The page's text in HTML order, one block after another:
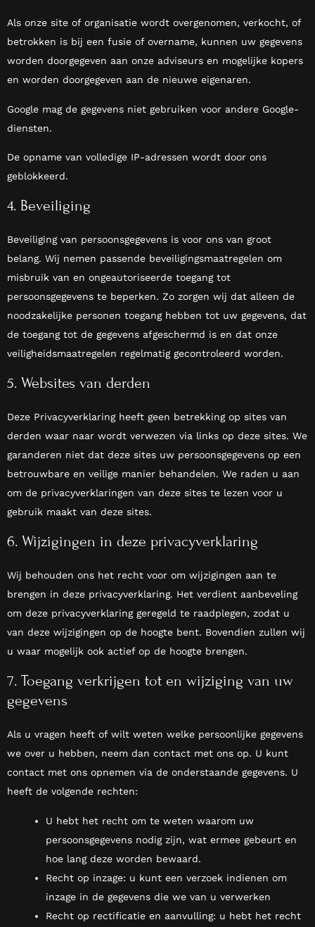
Als onze site of organisatie wordt overgenomen, verkocht, of
betrokken is bij een fusie of overname, kunnen uw gegevens
worden doorgegeven aan onze adviseurs en mogelijke kopers
en worden doorgegeven aan de nieuwe eigenaren.
Google mag de gegevens niet gebruiken voor andere Google-
diensten.
De opname van volledige IP-adressen wordt door ons
geblokkeerd.
4. Beveiliging
Beveiliging van persoonsgegevens is voor ons van groot
belang. Wij nemen passende beveiligingsmaatregelen om
misbruik van en ongeautoriseerde toegang tot
persoonsgegevens te beperken. Zo zorgen wij dat alleen de
noodzakelijke personen toegang hebben tot uw gegevens, dat
de toegang tot de gegevens afgeschermd is en dat onze
veiligheidsmaatregelen regelmatig gecontroleerd worden.
5. Websites van derden
Deze Privacyverklaring heeft geen betrekking op sites van
derden waar naar wordt verwezen via links op deze sites. We
garanderen niet dat deze sites uw persoonsgegevens op een
betrouwbare en veilige manier behandelen. We raden u aan
om de privacyverklaringen van deze sites te lezen voor u
gebruik maakt van deze sites.
6. Wijzigingen in deze privacyverklaring
Wij behouden ons het recht voor om wijzigingen aan te
brengen in deze privacyverklaring. Het verdient aanbeveling
om deze privacyverklaring geregeld te raadplegen, zodat u
van deze wijzigingen op de hoogte bent. Bovendien zullen wij
u waar mogelijk ook actief op de hoogte brengen.
7. Toegang verkrijgen tot en wijziging van uw
gegevens
Als u vragen heeft of wilt weten welke persoonlijke gegevens
we over u hebben, neem dan contact met ons op. U kunt
contact met ons opnemen via de onderstaande gegevens. U
heeft de volgende rechten:
U hebt het recht om te weten waarom uw
persoonsgegevens nodig zijn, wat ermee gebeurt en
hoe lang deze worden bewaard.
Recht op inzage: u kunt een verzoek indienen om
inzage in de gegevens die we van u verwerken
Recht op rectificatie en aanvulling: u hebt het recht